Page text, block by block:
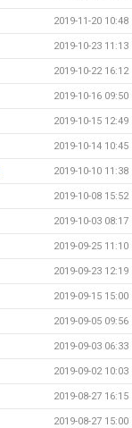
2019-11-20 10:48
2019-10-23 11:13
2019-10-22 16:12
2019-10-16 09:50
2019-10-15 12:49
2019-10-14 10:45
2019-10-10 11:38
2019-10-08 15:52
2019-10-03 08:17
2019-09-25 11:10
2019-09-23 12:19
2019-09-15 15:00
2019-09-05 09:56
2019-09-03 06:33
2019-09-02 10:03
2019-08-27 16:15
2019-08-27 15:00